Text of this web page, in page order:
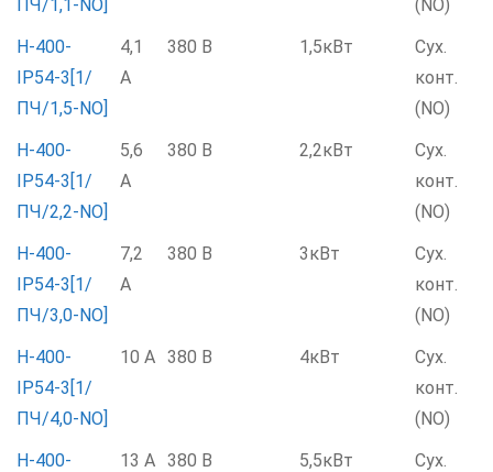
ПЧ/1,1-NO]
(NO)
Н-400-
IP54-3[1/
ПЧ/1,5-NO]
4,1
А
380 В 1,5кВт
Сух.
конт.
(NO)
Н-400-
IP54-3[1/
ПЧ/2,2-NO]
5,6
А
380 В 2,2кВт
Сух.
конт.
(NO)
Н-400-
IP54-3[1/
ПЧ/3,0-NO]
7,2
А
380 В 3кВт
Сух.
конт.
(NO)
Н-400-
IP54-3[1/
ПЧ/4,0-NO]
10 А 380 В 4кВт
Сух.
конт.
(NO)
Н-400-
13 А 380 В 5,5кВт
Сух.